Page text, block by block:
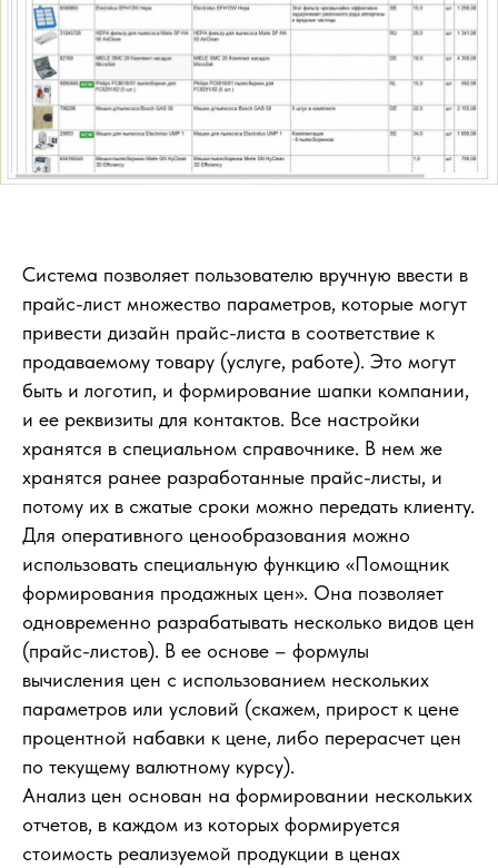
Система позволяет пользователю вручную ввести в
прайс-лист множество параметров, которые могут
привести дизайн прайс-листа в соответствие к
продаваемому товару (услуге, работе). Это могут
быть и логотип, и формирование шапки компании,
и ее реквизиты для контактов. Все настройки
хранятся в специальном справочнике. В нем же
хранятся ранее разработанные прайс-листы, и
потому их в сжатые сроки можно передать клиенту.
Для оперативного ценообразования можно
использовать специальную функцию «Помощник
формирования продажных цен». Она позволяет
одновременно разрабатывать несколько видов цен
(прайс-листов). В ее основе – формулы
вычисления цен с использованием нескольких
параметров или условий (скажем, прирост к цене
процентной набавки к цене, либо перерасчет цен
по текущему валютному курсу).
Анализ цен основан на формировании нескольких
отчетов, в каждом из которых формируется
стоимость реализуемой продукции в ценах